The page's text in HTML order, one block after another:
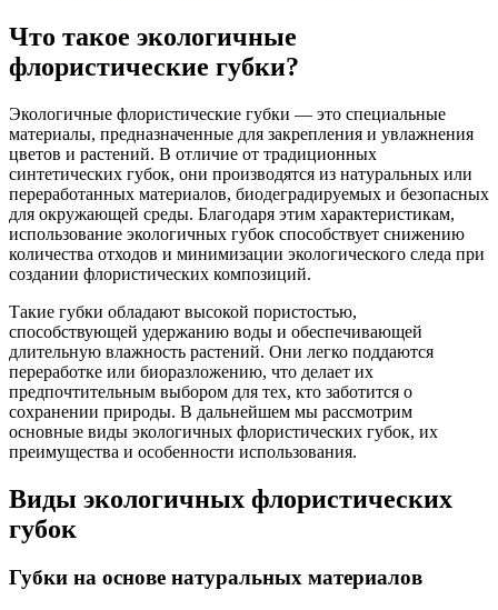
Что такое экологичные
флористические губки?
Экологичные флористические губки — это специальные
материалы, предназначенные для закрепления и увлажнения
цветов и растений. В отличие от традиционных
синтетических губок, они производятся из натуральных или
переработанных материалов, биодеградируемых и безопасных
для окружающей среды. Благодаря этим характеристикам,
использование экологичных губок способствует снижению
количества отходов и минимизации экологического следа при
создании флористических композиций.
Такие губки обладают высокой пористостью,
способствующей удержанию воды и обеспечивающей
длительную влажность растений. Они легко поддаются
переработке или биоразложению, что делает их
предпочтительным выбором для тех, кто заботится о
сохранении природы. В дальнейшем мы рассмотрим
основные виды экологичных флористических губок, их
преимущества и особенности использования.
Виды экологичных флористических
губок
Губки на основе натуральных материалов